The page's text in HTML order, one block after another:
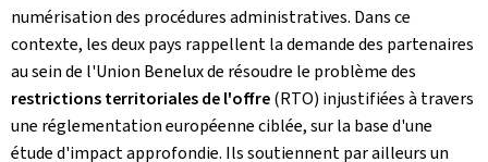
numérisation des procédures administratives. Dans ce
contexte, les deux pays rappellent la demande des partenaires
au sein de l'Union Benelux de résoudre le problème des
restrictions territoriales de l'offre(RTO) injustifiées à travers
une réglementation européenne ciblée, sur la base d'une
étude d'impact approfondie. Ils soutiennent par ailleurs un